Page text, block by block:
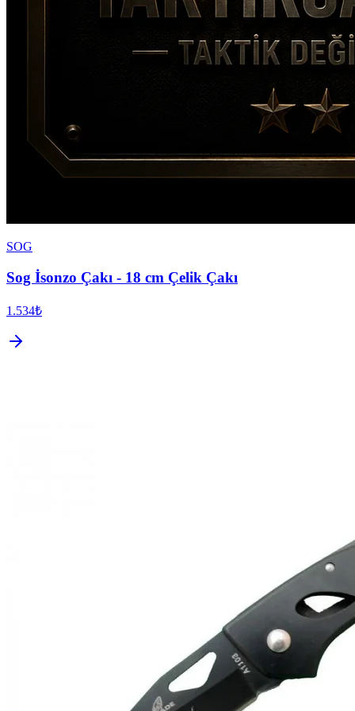
SOG
Sog İsonzo Çakı - 18 cm Çelik Çakı
1.534₺